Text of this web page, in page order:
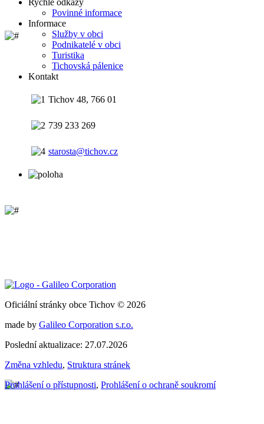
Povinné informace
Informace
Služby v obci
Podnikatelé v obci
Turistika
Tichovská pálenice
Kontakt
Tichov 48, 766 01
739 233 269
starosta@tichov.cz
Oficiální stránky obce Tichov © 2026
made by Galileo Corporation s.r.o.
Poslední aktualizace: 27.07.2026
Změna vzhledu, Struktura stránek
Prohlášení o přístupnosti, Prohlášení o ochraně soukromí